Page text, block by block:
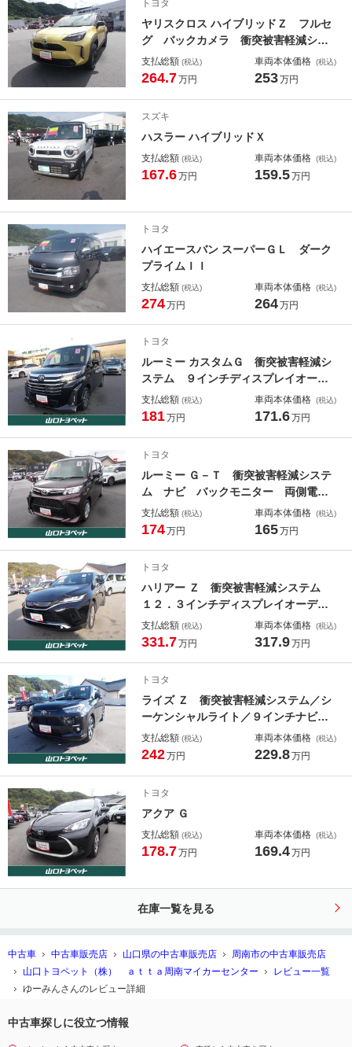
トヨタ
ヤリスクロス ハイブリッドＺ フルセ
グ バックカメラ 衝突被害軽減シス
テム ＥＴＣ ドラレコ ＬＥＤヘッ
ドランプ ワンオーナー
支払総額 (税込)
264.7万円
車両本体価格 (税込)
253万円
スズキ
ハスラー ハイブリッドＸ
支払総額 (税込)
167.6万円
車両本体価格 (税込)
159.5万円
トヨタ
ハイエースバン スーパーＧＬ ダーク
プライムＩＩ
支払総額 (税込)
274万円
車両本体価格 (税込)
264万円
トヨタ
ルーミー カスタムＧ 衝突被害軽減シ
ステム ９インチディスプレイオーデ
ィオ バックモニター 両側電動スラ
イドドア ＬＥＤライト シートヒー
支払総額 (税込)
181万円
車両本体価格 (税込)
171.6万円
トヨタ
ルーミー Ｇ－Ｔ 衝突被害軽減システ
ム ナビ バックモニター 両側電動
スライドドア
支払総額 (税込)
174万円
車両本体価格 (税込)
165万円
トヨタ
ハリアー Ｚ 衝突被害軽減システム
１２．３インチディスプレイオーディ
オ パノラミックビューモニター Ｅ
ＴＣ ＬＥＤライト ドラレコ機能付
支払総額 (税込)
331.7万円
車両本体価格 (税込)
317.9万円
トヨタ
ライズ Ｚ 衝突被害軽減システム／シ
ーケンシャルライト／９インチナビ／
バックカメラ／純正アルミ
支払総額 (税込)
242万円
車両本体価格 (税込)
229.8万円
トヨタ
アクア Ｇ
支払総額 (税込)
178.7万円
車両本体価格 (税込)
169.4万円
在庫一覧を見る
中古車 中古車販売店 山口県の中古車販売店
周南市の中古車販売店
山口トヨペット（株） ａｔｔａ周南マイカーセンター
レビュー一覧
ゆーみんさんのレビュー詳細
中古車探しに役立つ情報